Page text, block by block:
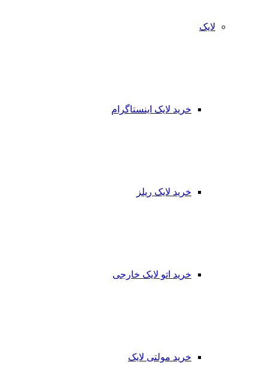
لایک
خرید لایک اینستاگرام
خرید لایک ریلز
خرید اتو لایک خارجی
خرید مولتی لایک